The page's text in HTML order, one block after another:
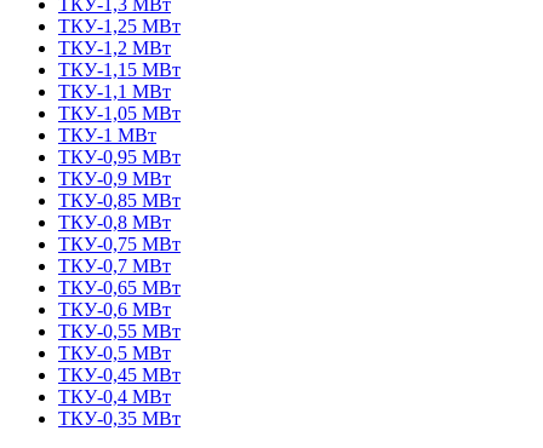
ТКУ-1,3 МВт
ТКУ-1,25 МВт
ТКУ-1,2 МВт
ТКУ-1,15 МВт
ТКУ-1,1 МВт
ТКУ-1,05 МВт
ТКУ-1 МВт
ТКУ-0,95 МВт
ТКУ-0,9 МВт
ТКУ-0,85 МВт
ТКУ-0,8 МВт
ТКУ-0,75 МВт
ТКУ-0,7 МВт
ТКУ-0,65 МВт
ТКУ-0,6 МВт
ТКУ-0,55 МВт
ТКУ-0,5 МВт
ТКУ-0,45 МВт
ТКУ-0,4 МВт
ТКУ-0,35 МВт